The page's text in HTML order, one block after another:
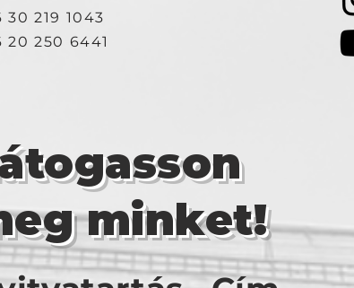
30 219 1043
20 250 6441
minket!